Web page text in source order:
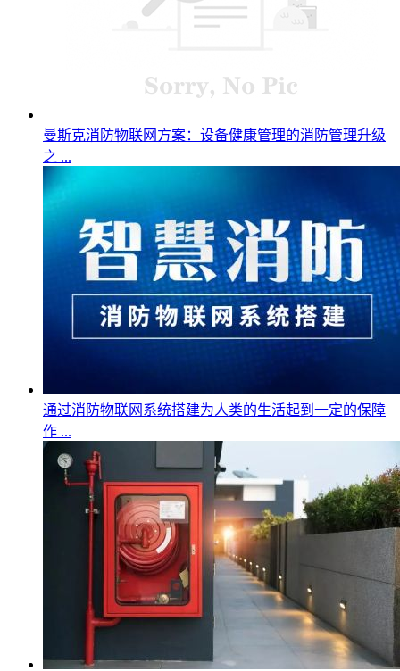
曼斯克消防物联网方案：设备健康管理的消防管理升级
之 ...
通过消防物联网系统搭建为人类的生活起到一定的保障
作 ...